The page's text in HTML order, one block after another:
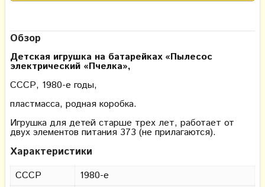
Обзор
Детская игрушка на батарейках «Пылесос
электрический «Пчелка»,
СССР, 1980-е годы,
пластмасса, родная коробка.
Игрушка для детей старше трех лет, работает от
двух элементов питания 373 (не прилагаются).
Характеристики
СССР
1980-е